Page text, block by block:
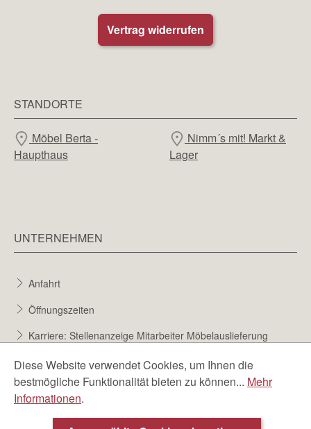
Vertrag widerrufen
STANDORTE
Möbel Berta -
Haupthaus
Nimm´s mit! Markt &
Lager
UNTERNEHMEN
Anfahrt
Öffnungszeiten
Karriere: Stellenanzeige Mitarbeiter Möbelauslieferung
Karriere bei Möbel Berta
Bewerbungsformular
Diese Website verwendet Cookies, um Ihnen die
bestmögliche Funktionalität bieten zu können... Mehr
Informationen.